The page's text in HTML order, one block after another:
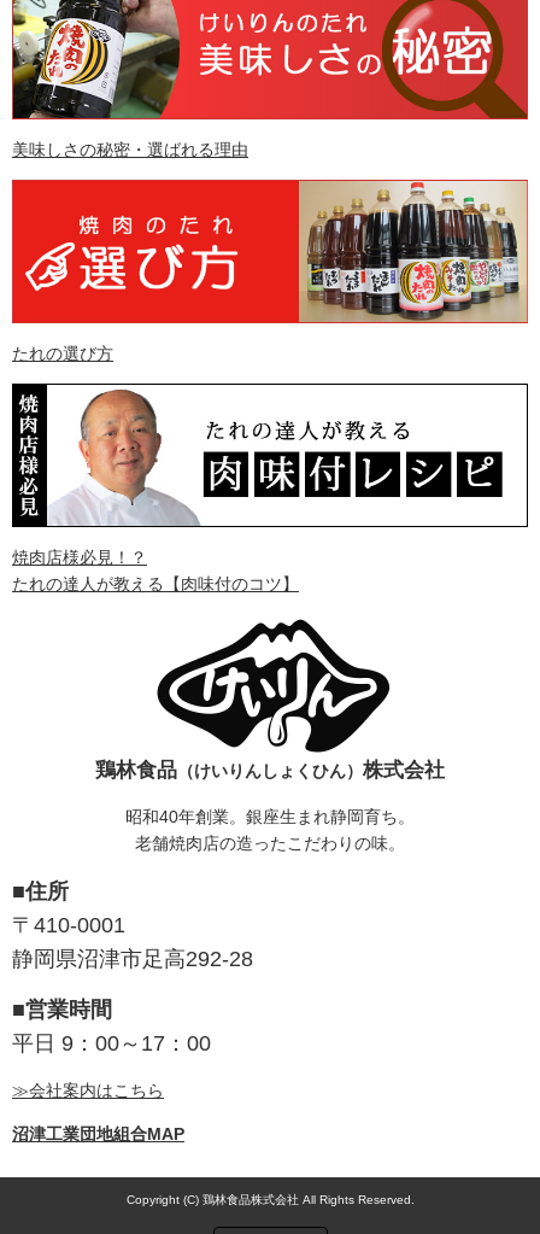
美味しさの秘密・選ばれる理由
たれの選び方
焼肉店様必見！？
たれの達人が教える
【肉味付のコツ】
鶏林食品 （けいりんしょくひん） 株式会社
昭和40年創業。銀座生まれ静岡育ち。
老舗焼肉店の造ったこだわりの味。
■住所
〒410-0001
静岡県沼津市足高292-28
■営業時間
平日 9：00～17：00
≫会社案内はこちら
沼津工業団地組合MAP
Copyright (C) 鶏林食品株式会社 All Rights Reserved.